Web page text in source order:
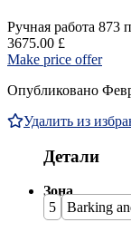
Ручная работа 873
3675.00 £
Make price offer
Опубликовано
Удалить из
Детали
Зона
5
Barking